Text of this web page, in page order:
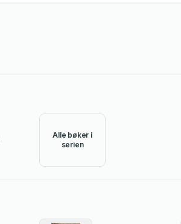
Alle bøker i
serien